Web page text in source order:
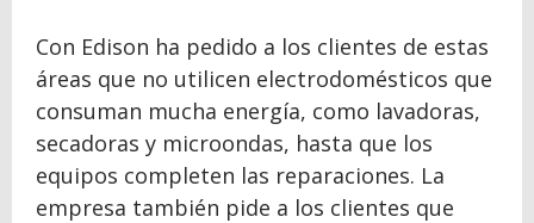
Con Edison ha pedido a los clientes de estas
áreas que no utilicen electrodomésticos que
consuman mucha energía, como lavadoras,
secadoras y microondas, hasta que los
equipos completen las reparaciones. La
empresa también pide a los clientes que